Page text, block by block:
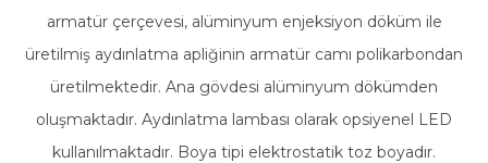
armatür çerçevesi, alüminyum enjeksiyon döküm ile
üretilmiş aydınlatma apliğinin armatür camı polikarbondan
üretilmektedir. Ana gövdesi alüminyum dökümden
oluşmaktadır. Aydınlatma lambası olarak opsiyenel LED
kullanılmaktadır. Boya tipi elektrostatik toz boyadır.